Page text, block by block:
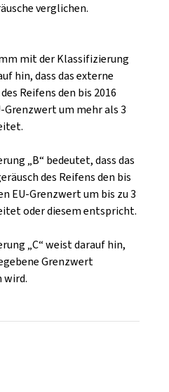
verglichen.
mit der Klassifizierung
hin, dass das externe
Reifens den bis 2016
Grenzwert um mehr als 3
„B“ bedeutet, dass das
des Reifens den bis
EU-Grenzwert um bis zu 3
oder diesem entspricht.
„C“ weist darauf hin,
Grenzwert
wird.